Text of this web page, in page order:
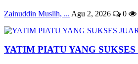
Zainuddin Muslih, ... Agu 2, 2026 0
YATIM PIATU YANG